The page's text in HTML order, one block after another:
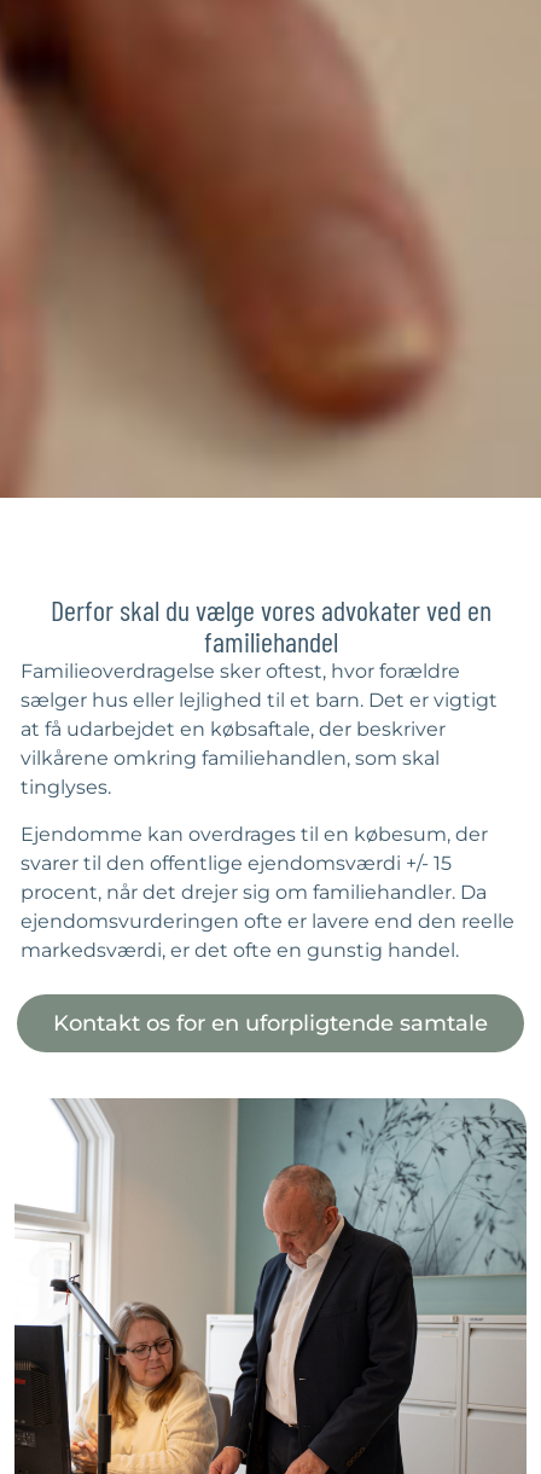
Derfor skal du vælge vores advokater ved en
familiehandel
Familieoverdragelse sker oftest, hvor forældre
sælger hus eller lejlighed til et barn. Det er vigtigt
at få udarbejdet en købsaftale, der beskriver
vilkårene omkring familiehandlen, som skal
tinglyses.
Ejendomme kan overdrages til en købesum, der
svarer til den offentlige ejendomsværdi +/- 15
procent, når det drejer sig om familiehandler. Da
ejendomsvurderingen ofte er lavere end den reelle
markedsværdi, er det ofte en gunstig handel.
Kontakt os for en uforpligtende samtale